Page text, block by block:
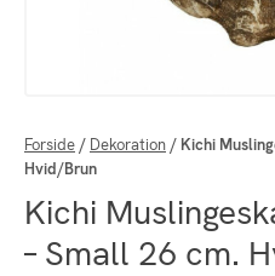
Forside / Dekoration / Kichi
Hvid/Brun
Kichi
– Small 26 cm.